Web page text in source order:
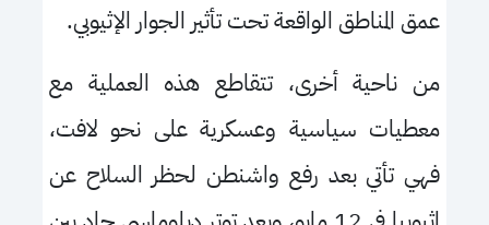
عمق المناطق الواقعة تحت تأثير الجوار الإثيوبي.
من ناحية أخرى، تتقاطع هذه العملية مع
معطيات سياسية وعسكرية على نحو لافت،
فهي تأتي بعد رفع واشنطن لحظر السلاح عن